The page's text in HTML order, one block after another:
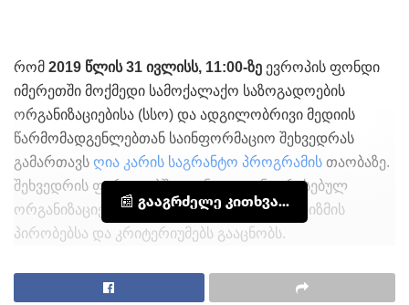
რომ 2019 წლის 31 ივლისს, 11:00-ზე ევროპის ფონდი
იმერეთში მოქმედი სამოქალაქო საზოგადოების
ორგანიზაციებისა (სსო) და ადგილობრივი მედიის
წარმომადგენლებთან საინფორმაციო შეხვედრას
გამართავს ღია კარის საგრანტო პროგრამის თაობაზე.
შეხვედრის ფარგლებში ფონდი დაინტერესებულ
ორგანიზაციებს ღია კარის საგრანტო მექანიზმის
პირობებსა და კრიტერიუმებს გააცნობს.
ამას გარდა, გრანტის მიღებით დაინტერესებულ სსო-
ებს საშუალება ექნებათ ფონდის წარმომადგენლებს
📰 გააგრძელე კითხვა...